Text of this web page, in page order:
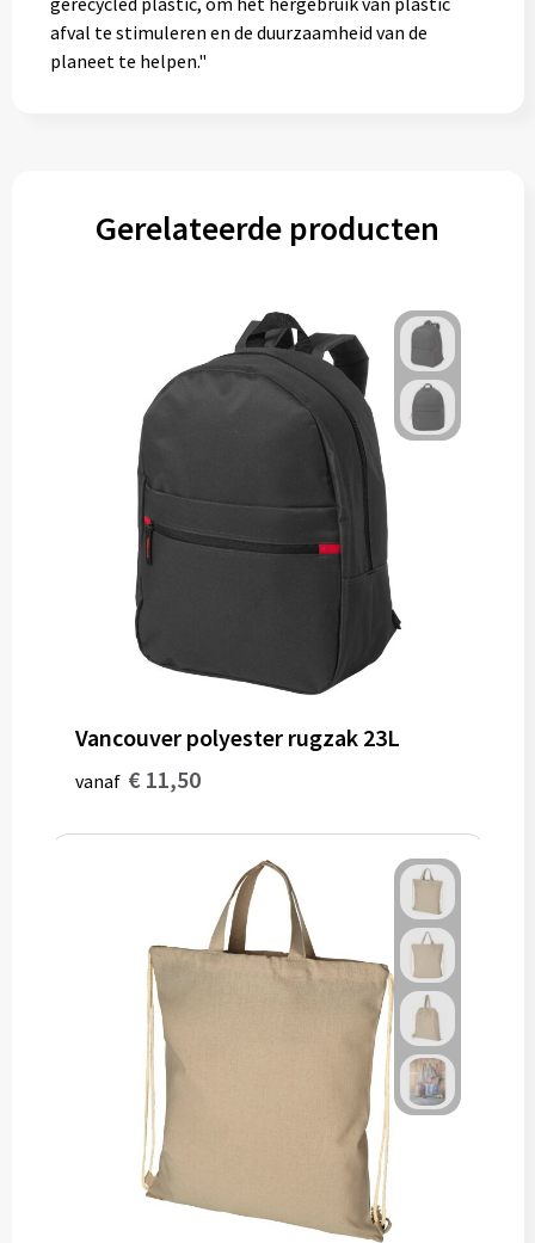
Gereedschap
Persoonlijke verzorging
afval te stimuleren en de duurzaamheid van de
planeet te helpen."
Gerelateerde producten
Vancouver polyester rugzak 23L
vanaf € 11,50